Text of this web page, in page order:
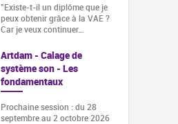
"Existe-t-il un diplôme que je
peux obtenir grâce à la VAE ?
Car je veux continuer…
Artdam - Calage de
système son - Les
fondamentaux
Prochaine session : du 28
septembre au 2 octobre 2026